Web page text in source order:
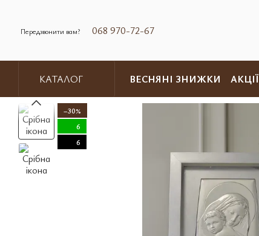
068 970-72-67
Передзвонити вам?
КАТАЛОГ ВЕСНЯНІ ЗНИЖКИ АКЦІЇ
−30%
6
6